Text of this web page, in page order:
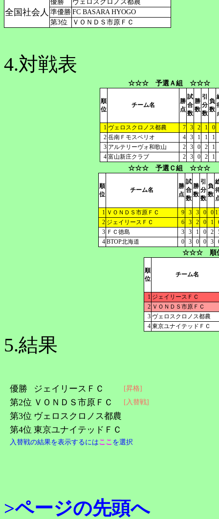
全国社会人
優勝
ヴェロスクロノス都農
準優勝 FC BASARA HYOGO
第3位
ＶＯＮＤＳ市原ＦＣ
4.対戦表
☆☆☆ 予選Ａ組 ☆☆☆
順
位
チーム名
勝
点
試
合
数
勝
数
引
分
数
負
数
1 ヴェロスクロノス都農 7 3 2 1
0
2 岳南Ｆモスペリオ 4 3 1 1
1
3 アルテリーヴォ和歌山 2 3 0 2
1
4 富山新庄クラブ 2 3 0 2 1
☆☆☆ 予選Ｃ組 ☆☆☆
順
位
チーム名
勝
点
試
合
数
勝
数
引
分
数
負
数
1 ＶＯＮＤＳ市原ＦＣ 9 3 3 0 0
2 ジェイリースＦＣ 6 3 2 0 1
3 ＦＣ徳島 3 3 1 0 2
4 BTOP北海道 0 3 0 0 3
☆☆☆ 順
順
位
チーム名
1 ジェイリースＦＣ
2 ＶＯＮＤＳ市原ＦＣ
3 ヴェロスクロノス都農
4 東京ユナイテッドＦＣ
5.結果
優勝 ジェイリースＦＣ [昇格]
第2位 ＶＯＮＤＳ市原ＦＣ [入替戦]
第3位 ヴェロスクロノス都農
第4位 東京ユナイテッドＦＣ
入替戦の結果を表示するにはここ を選択
>ページの先頭へ